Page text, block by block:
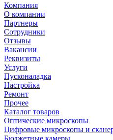
Компания
О компании
Партнеры
Сотрудники
Отзывы
Вакансии
Реквизиты
Услуги
Пусконаладка
Настройка
Ремонт
Прочее
Каталог товаров
Оптические микроскопы
Цифровые микроскопы и
Бюджетные камеры